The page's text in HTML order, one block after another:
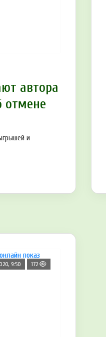
автора
отмене
и
9:50 172